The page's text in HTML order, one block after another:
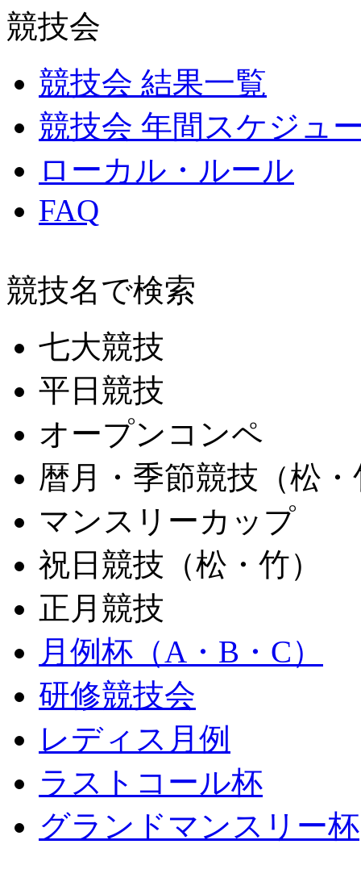
競技会
競技会 結果一覧
競技会 年間スケジュ
ローカル・ルール
FAQ
競技名で検索
七大競技
平日競技
オープンコンペ
暦月・季節競技（松・
マンスリーカップ
祝日競技（松・竹）
正月競技
月例杯（A・B・C）
研修競技会
レディス月例
ラストコール杯
グランドマンスリー杯